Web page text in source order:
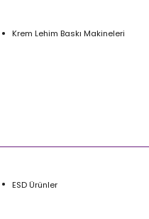
Krem Lehim Baskı Makineleri
ESD Ürünler